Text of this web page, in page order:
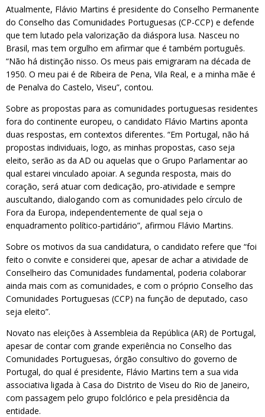
Atualmente, Flávio Martins é presidente do Conselho Permanente
do Conselho das Comunidades Portuguesas (CP-CCP) e defende
que tem lutado pela valorização da diáspora lusa. Nasceu no
Brasil, mas tem orgulho em afirmar que é também português.
“Não há distinção nisso. Os meus pais emigraram na década de
1950. O meu pai é de Ribeira de Pena, Vila Real, e a minha mãe é
de Penalva do Castelo, Viseu”, contou.
Sobre as propostas para as comunidades portuguesas residentes
fora do continente europeu, o candidato Flávio Martins aponta
duas respostas, em contextos diferentes. “Em Portugal, não há
propostas individuais, logo, as minhas propostas, caso seja
eleito, serão as da AD ou aquelas que o Grupo Parlamentar ao
qual estarei vinculado apoiar. A segunda resposta, mais do
coração, será atuar com dedicação, pro-atividade e sempre
auscultando, dialogando com as comunidades pelo círculo de
Fora da Europa, independentemente de qual seja o
enquadramento político-partidário”, afirmou Flávio Martins.
Sobre os motivos da sua candidatura, o candidato refere que “foi
feito o convite e considerei que, apesar de achar a atividade de
Conselheiro das Comunidades fundamental, poderia colaborar
ainda mais com as comunidades, e com o próprio Conselho das
Comunidades Portuguesas (CCP) na função de deputado, caso
seja eleito”.
Novato nas eleições à Assembleia da República (AR) de Portugal,
apesar de contar com grande experiência no Conselho das
Comunidades Portuguesas, órgão consultivo do governo de
Portugal, do qual é presidente, Flávio Martins tem a sua vida
associativa ligada à Casa do Distrito de Viseu do Rio de Janeiro,
com passagem pelo grupo folclórico e pela presidência da
entidade.